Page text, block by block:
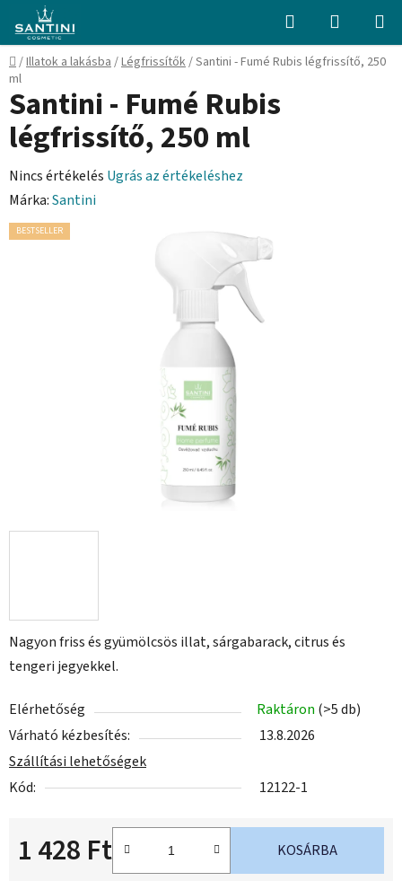
fő
tartalomhoz
Keresés KOSÁR
Kezdőlap
/Illatok a lakásba/Légfrissítők/Santini - Fumé Rubis légfrissítő, 250
ml
Nagyon friss és gyümölcsös illat, sárgabarack, citrus és
tengeri jegyekkel.
Elérhetőség Raktáron (>5 db)
Várható kézbesítés:
13.8.2026
Szállítási lehetőségek
Kód:
12122-1
1 428 Ft KOSÁRBA
Santini - Fumé Rubis
légfrissítő, 250 ml
A
termék
átlagos
Nincs értékelés Ugrás az értékeléshez
Márka:Santini
BESTSELLER